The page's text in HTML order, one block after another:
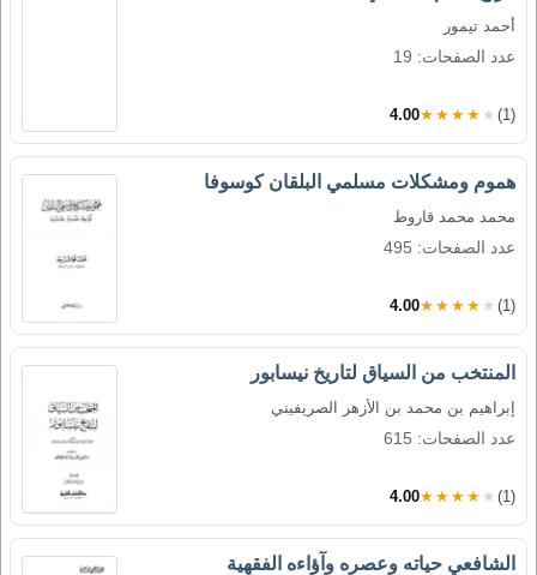
أحمد تيمور
عدد الصفحات: 19
4.00★★★★★ (1)
هموم ومشكلات مسلمي البلقان كوسوفا
محمد محمد قاروط
عدد الصفحات: 495
4.00★★★★★ (1)
المنتخب من السياق لتاريخ نيسابور
إبراهيم بن محمد بن الأزهر الصريفيني
عدد الصفحات: 615
4.00★★★★★ (1)
الشافعي حياته وعصره وآؤاءه الفقهية